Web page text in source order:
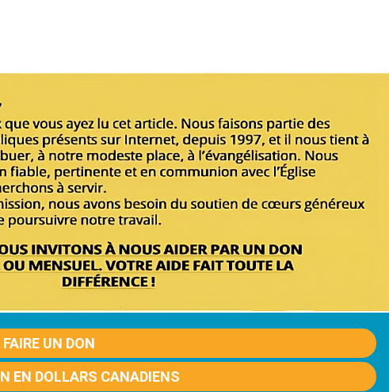
FAIRE UN DON
EN DOLLARS CANADIENS